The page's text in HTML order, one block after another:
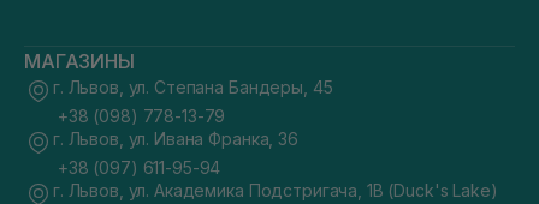
МАГАЗИНЫ
г. Львов, ул. Степана Бандеры, 45
+38 (098) 778-13-79
г. Львов, ул. Ивана Франка, 36
+38 (097) 611-95-94
г. Львов, ул. Академика Подстригача, 1В (Duck's Lake)